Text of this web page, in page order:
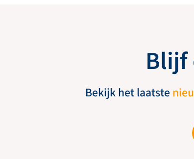
Blijf
Bekijk het laatste